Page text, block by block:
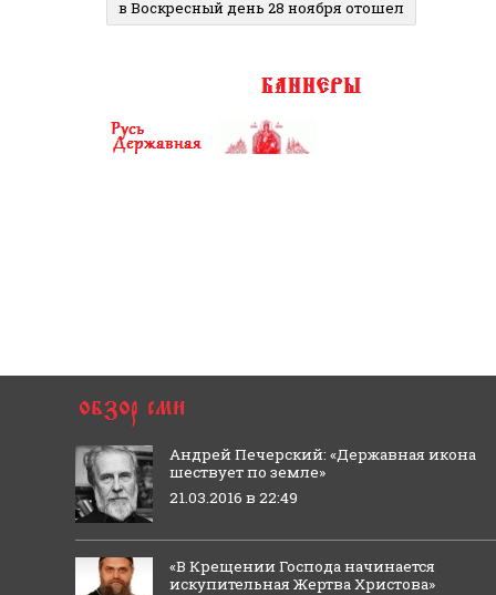
в Воскресный день 28 ноября отошел
Андрей Печерский: «Державная икона
шествует по земле»
21.03.2016 в 22:49
«В Крещении Господа начинается
искупительная Жертва Христова»